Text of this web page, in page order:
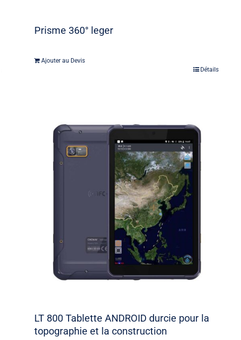
Prisme 360° leger
Ajouter au Devis
Détails
LT 800 Tablette ANDROID durcie pour la
topographie et la construction